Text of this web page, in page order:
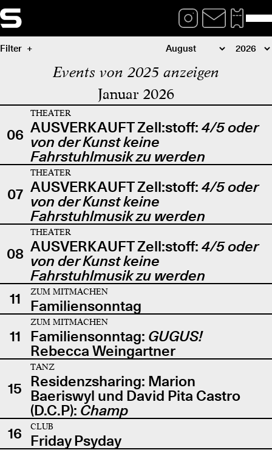
Filter
Events von 2025 anzeigen
Januar 2026
06
THEATER
AUSVERKAUFT Zell:stoff: 4/5 oder
von der Kunst keine
Fahrstuhlmusik zu werden
07
THEATER
AUSVERKAUFT Zell:stoff: 4/5 oder
von der Kunst keine
Fahrstuhlmusik zu werden
08
THEATER
AUSVERKAUFT Zell:stoff: 4/5 oder
von der Kunst keine
Fahrstuhlmusik zu werden
11
ZUM MITMACHEN
Familiensonntag
11
ZUM MITMACHEN
Familiensonntag: GUGUS!
Rebecca Weingartner
15
TANZ
Residenzsharing: Marion
Baeriswyl und David Pita Castro
(D.C.P): Champ
16
CLUB
Friday Psyday